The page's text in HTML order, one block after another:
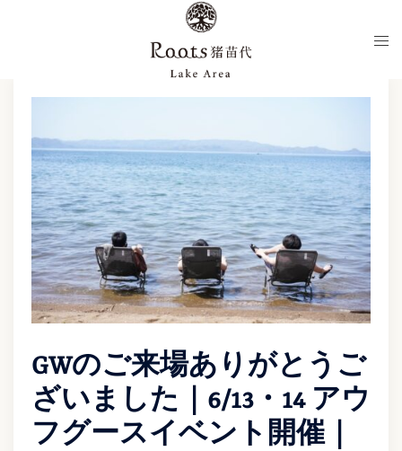
ト
GWのご来場ありがとうご
ざいました｜6/13・14 アウ
フグースイベント開催｜